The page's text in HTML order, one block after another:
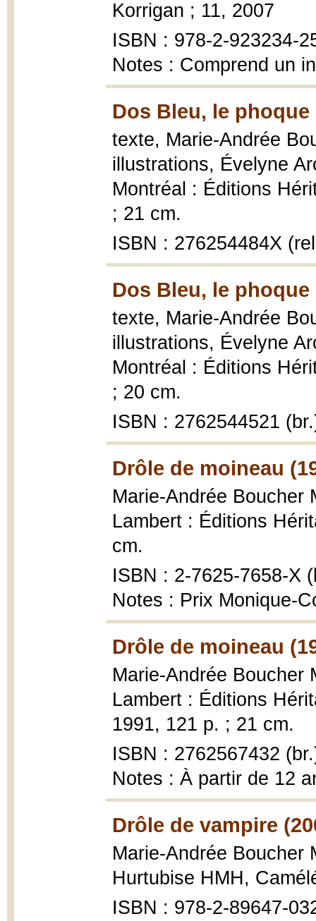
Korrigan ; 11, 2007
ISBN : 978-2-923234-
Notes : Comprend un
Dos Bleu, le
texte, Marie-Andrée
illustrations, Évelyne
Montréal : Éditions
; 21 cm.
ISBN : 276254484X
Dos Bleu, le
texte, Marie-Andrée
illustrations, Évelyne
Montréal : Éditions
; 20 cm.
ISBN : 2762544521
Drôle de moineau
Marie-Andrée Boucher
Lambert : Éditions
cm.
ISBN : 2-7625-7658-X
Notes : Prix Monique-
Drôle de moineau
Marie-Andrée Boucher
Lambert : Éditions
1991, 121 p. ; 21 cm.
ISBN : 2762567432
Notes : À partir de 12
Drôle de vampire
Marie-Andrée Boucher
Hurtubise HMH,
ISBN : 978-2-89647-